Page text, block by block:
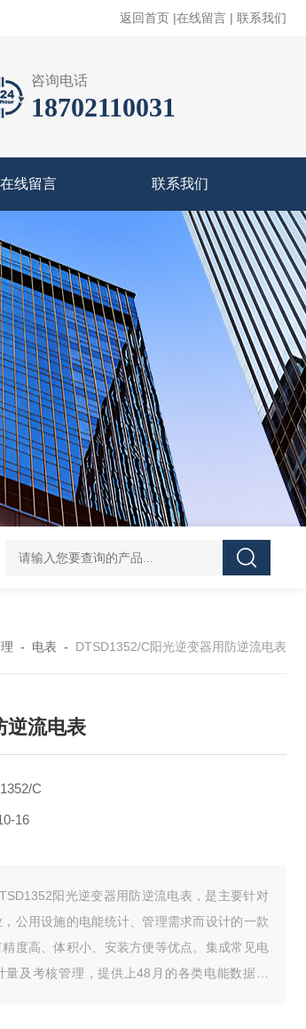
返回首页 |在线留言 | 联系我们
咨询电话
18702110031
在线留言 联系我们
DJSF1352-D-800导轨式直流电能表 AKH-
- 电表 - DTSD1352/C阳光逆变器用防逆流电表
逆流电表
C
16
阳光逆变器用防逆流电表，是主要针对
公用设施的电能统计、管理需求而设计的一款
度高、体积小、安装方便等优点。集成常见电
量及考核管理，提供上48月的各类电能数据统